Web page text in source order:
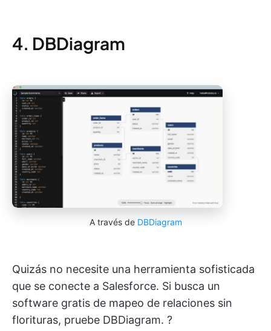
4. DBDiagram
A través de DBDiagram
Quizás no necesite una herramienta sofisticada
que se conecte a Salesforce. Si busca un
software gratis de mapeo de relaciones sin
florituras, pruebe DBDiagram. ?️